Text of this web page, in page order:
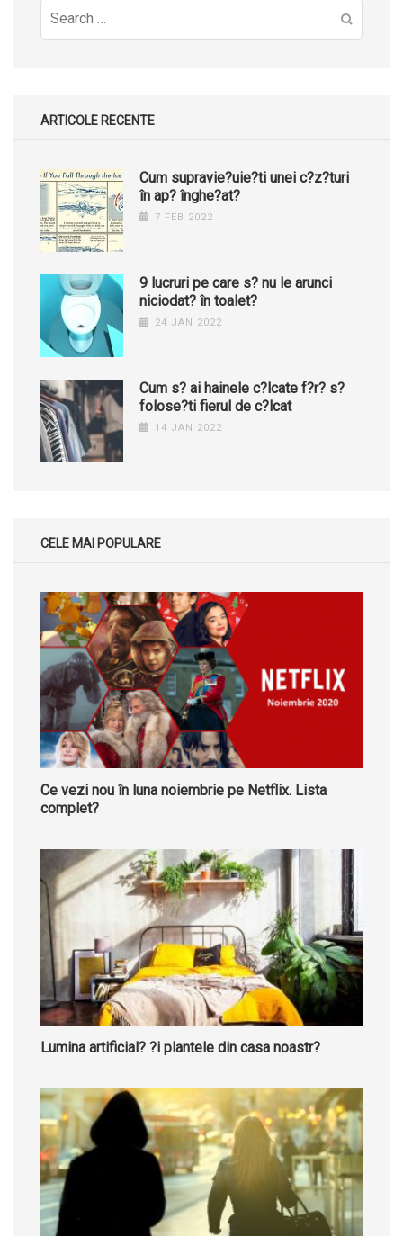
Search
for:
ARTICOLE RECENTE
Cum supravie?uie?ti unei c?z?turi
în ap? înghe?at?
7 FEB 2022
9 lucruri pe care s? nu le arunci
niciodat? în toalet?
24 JAN 2022
Cum s? ai hainele c?lcate f?r? s?
folose?ti fierul de c?lcat
14 JAN 2022
CELE MAI POPULARE
Ce vezi nou în luna noiembrie pe Netflix. Lista
complet?
Lumina artificial? ?i plantele din casa noastr?